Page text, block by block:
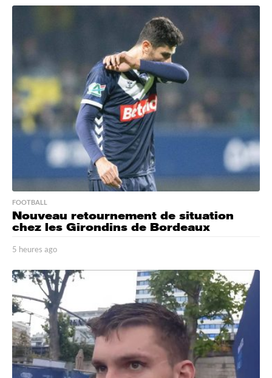
FOOTBALL
Nouveau retournement de situation
chez les Girondins de Bordeaux
5 heures ago
e
u
r
e
s
a
o